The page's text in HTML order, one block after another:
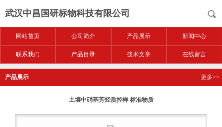
武汉中昌国研标物科技有限公司
网站首页 公司简介 产品展示 新闻中心
联系我们 产品目录 技术文章 在线留言
产品展示 更多>>
土壤中硝基芳烃质控样 标准物质